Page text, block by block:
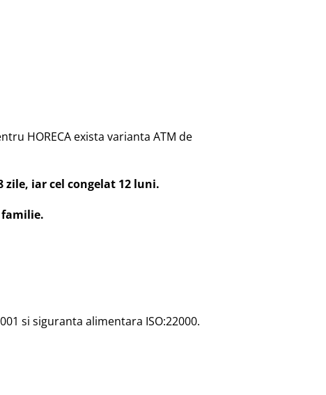
HORECA exista varianta ATM de
iar cel congelat 12 luni.
si siguranta alimentara ISO:22000.